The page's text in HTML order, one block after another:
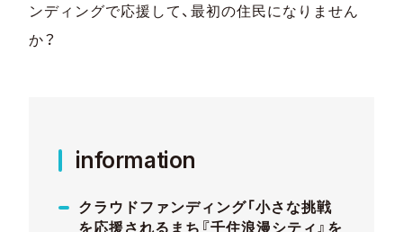
ンディングで応援して、最初の住民になりません
か？
information
クラウドファンディング「小さな挑戦
を応援されるまち『千住浪漫シティ』を